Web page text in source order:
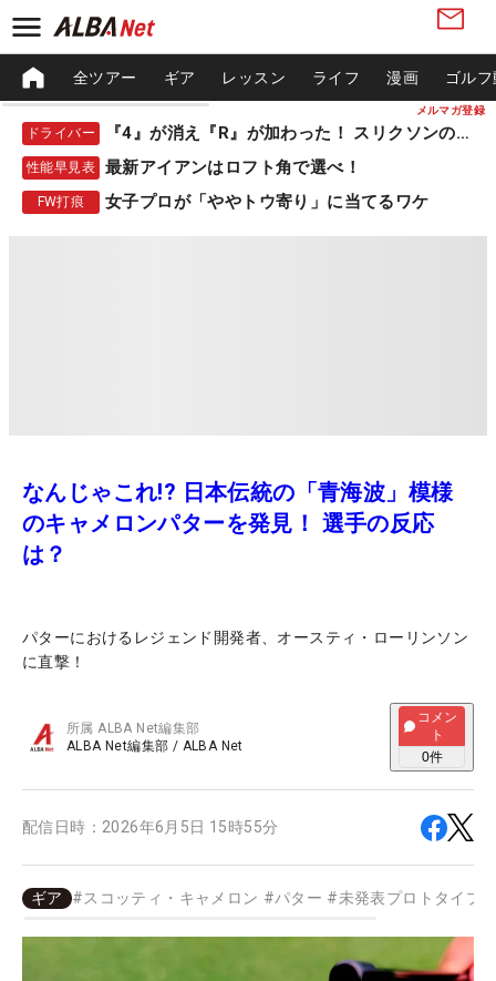
メルマガ登録
全ツアー ギア レッスン ライフ 漫画 ゴル
ドライバー 『4』が消え『R』が加わった！ スリクソンの新作
性能早見表 最新アイアンはロフト角で選べ！
FW打痕 女子プロが「ややトウ寄り」に当てるワケ
なんじゃこれ!? 日本伝統の「青海波」模様
のキャメロンパターを発見！ 選手の反応
は？
パターにおけるレジェンド開発者、オースティ・ローリンソン
に直撃！
所属ALBA Net編集部
ALBA Net編集部 / ALBA Net
コメン
ト
0件
配信日時： 2026年6月5日 15時55分
ギア #スコッティ・キャメロン #パター #未発表プロトタイプ